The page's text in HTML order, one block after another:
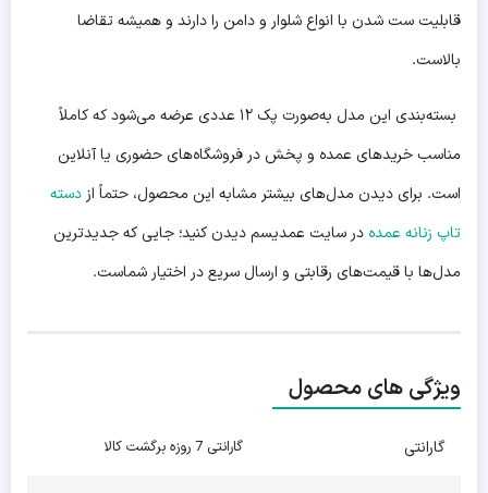
قابلیت ست شدن با انواع شلوار و دامن را دارند و همیشه تقاضا
بالاست.
بسته‌بندی این مدل به‌صورت پک ۱۲ عددی عرضه می‌شود که کاملاً
مناسب خریدهای عمده و پخش در فروشگاه‌های حضوری یا آنلاین
است. برای دیدن مدل‌های بیشتر مشابه این محصول، حتماً از دسته
تاپ زنانه عمده در سایت عمدیسم دیدن کنید؛ جایی که جدیدترین
مدل‌ها با قیمت‌های رقابتی و ارسال سریع در اختیار شماست.
ویژگی های محصول
گارانتی گارانتی 7 روزه برگشت کالا